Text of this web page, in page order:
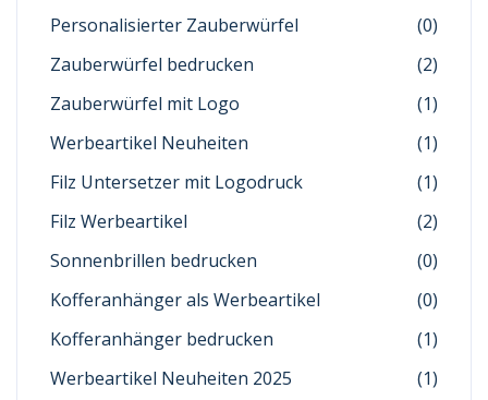
Personalisierter Zauberwürfel
(0)
Zauberwürfel bedrucken
(2)
Zauberwürfel mit Logo
(1)
Werbeartikel Neuheiten
(1)
Filz Untersetzer mit Logodruck
(1)
Filz Werbeartikel
(2)
Sonnenbrillen bedrucken
(0)
Kofferanhänger als Werbeartikel
(0)
Kofferanhänger bedrucken
(1)
Werbeartikel Neuheiten 2025
(1)